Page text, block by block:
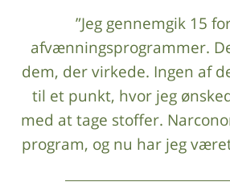
”Jeg gennemgik 15
afvænningsprogrammer.
dem, der virkede. Ingen af
til et punkt, hvor jeg
med at tage stoffer.
program, og nu har jeg